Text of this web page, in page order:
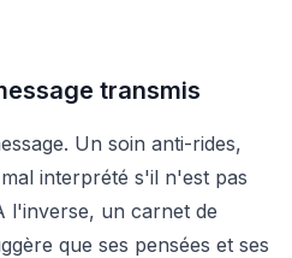
transmis
Un soin anti-rides,
interprété s'il n'est pas
l'inverse, un carnet de
que ses pensées et ses